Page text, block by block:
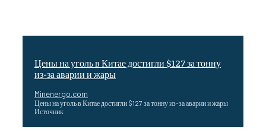
Цены на уголь в Китае достигли $127 за тонну
из-за аварии и жары
Minenergo.com
Цены на уголь в Китае достигли $127 за тонну из-за аварии и жары
Источник